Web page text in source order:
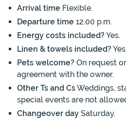
Arrival time Flexible.
Departure time 12.00 p.m.
Energy costs included?Yes.
Linen & towels included?
Pets welcome? On request
agreement with the owner.
Other Ts and CsWeddings,
special events are not
Changeover day Saturday.